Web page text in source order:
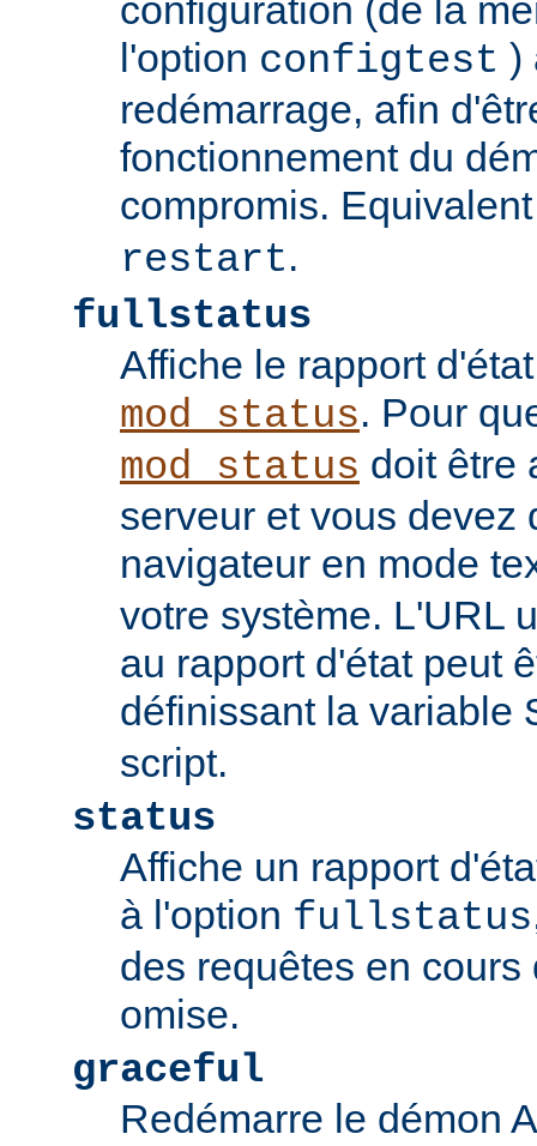
configuration (de la
l'option configtest )
redémarrage, afin
fonctionnement du
compromis.
restart.
fullstatus
Affiche le rapport
mod_status. Pour
mod_status doit être
serveur et vous devez
navigateur en mode
votre système. L'URL
au rapport d'état peut
définissant la variable
script.
status
Affiche un rapport
à l'option fullstatus
des requêtes en cours
omise.
graceful
Redémarre le démon